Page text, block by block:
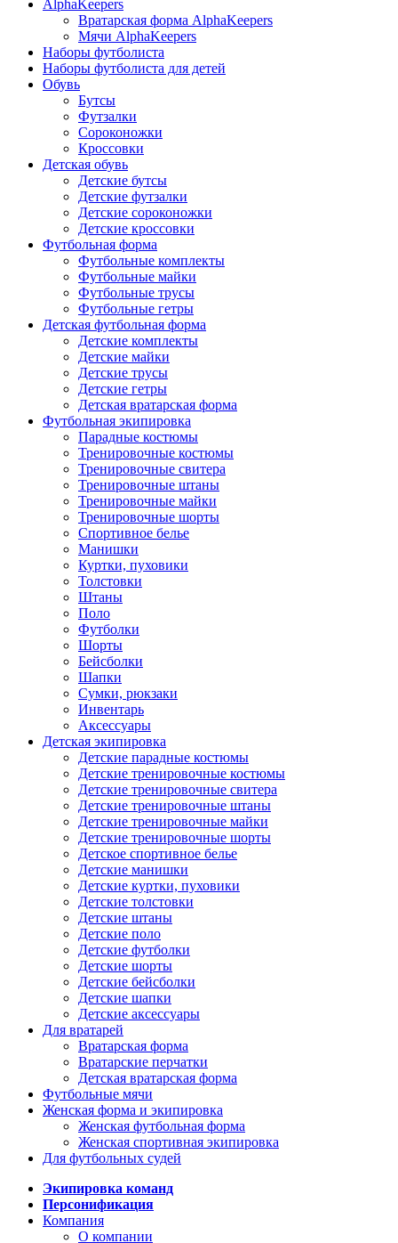
AlphaKeepers
Вратарская форма AlphaKeepers
Мячи AlphaKeepers
Наборы футболиста
Наборы футболиста для детей
Обувь
Бутсы
Футзалки
Сороконожки
Кроссовки
Детская обувь
Детские бутсы
Детские футзалки
Детские сороконожки
Детские кроссовки
Футбольная форма
Футбольные комплекты
Футбольные майки
Футбольные трусы
Футбольные гетры
Детская футбольная форма
Детские комплекты
Детские майки
Детские трусы
Детские гетры
Детская вратарская форма
Футбольная экипировка
Парадные костюмы
Тренировочные костюмы
Тренировочные свитера
Тренировочные штаны
Тренировочные майки
Тренировочные шорты
Спортивное белье
Манишки
Куртки, пуховики
Толстовки
Штаны
Поло
Футболки
Шорты
Бейсболки
Шапки
Сумки, рюкзаки
Инвентарь
Аксессуары
Детская экипировка
Детские парадные костюмы
Детские тренировочные костюмы
Детские тренировочные свитера
Детские тренировочные штаны
Детские тренировочные майки
Детские тренировочные шорты
Детское спортивное белье
Детские манишки
Детские куртки, пуховики
Детские толстовки
Детские штаны
Детские поло
Детские футболки
Детские шорты
Детские бейсболки
Детские шапки
Детские аксессуары
Для вратарей
Вратарская форма
Вратарские перчатки
Детская вратарская форма
Футбольные мячи
Женская форма и экипировка
Женская футбольная форма
Женская спортивная экипировка
Для футбольных судей
Экипировка команд
Персонификация
Компания
О компании